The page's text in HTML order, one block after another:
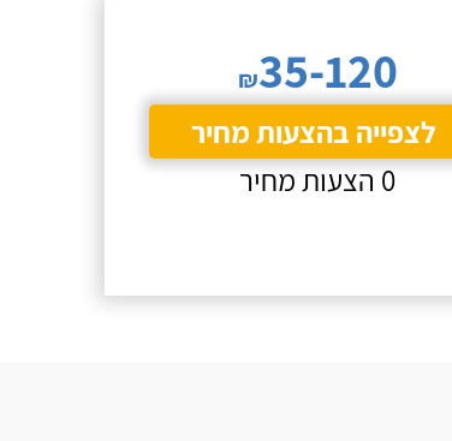
₪35-120
לצפייה בהצעות מחיר
0 הצעות מחיר